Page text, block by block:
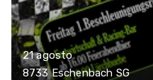
21 agosto
8733 Eschenbach SG